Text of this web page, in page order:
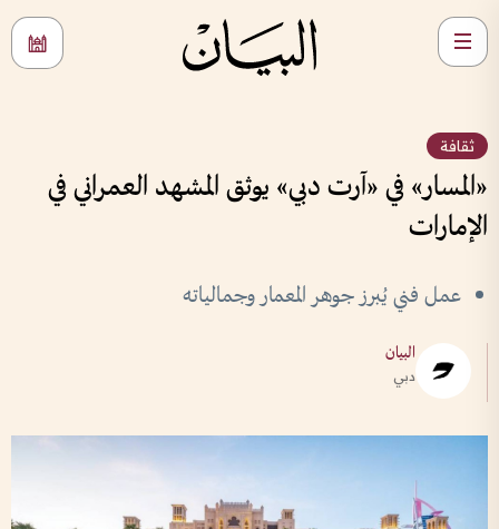
ثقافة
«المسار» في «آرت دبي» يوثق المشهد العمراني في
الإمارات
عمل فني يُبرز جوهر المعمار وجمالياته
البيان
دبي